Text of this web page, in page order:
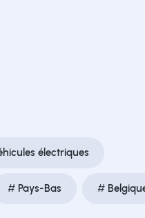
électriques
Pays-Bas